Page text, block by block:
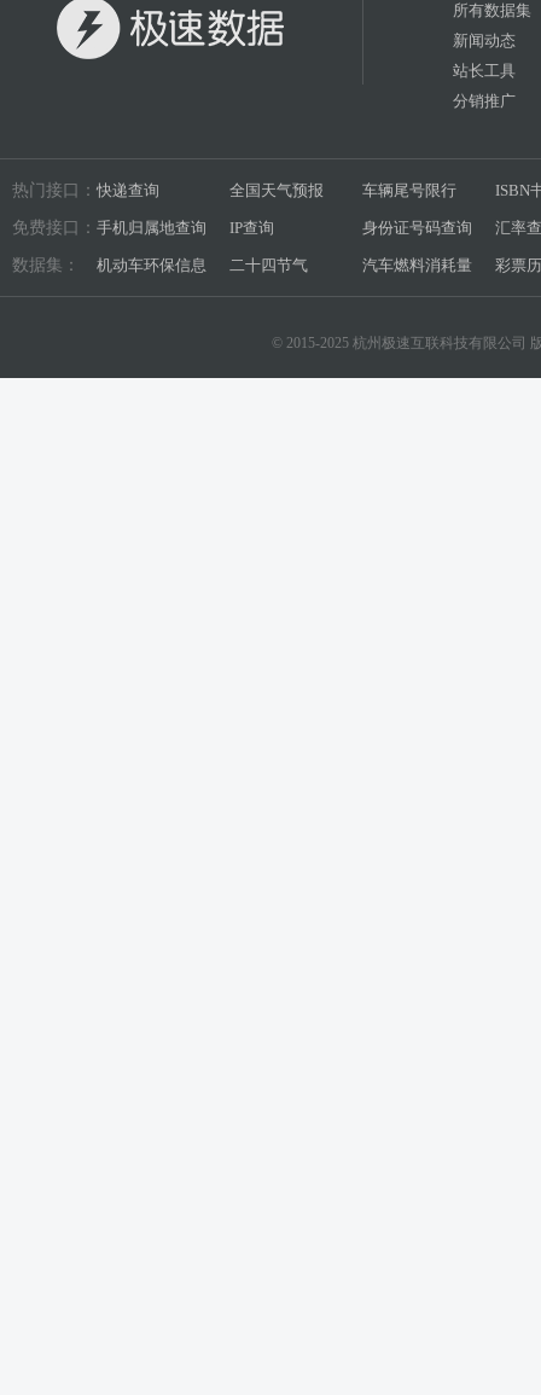
所有数据集
新闻动态
站长工具
分销推广
热门接口： 快递查询 全国天气预报 车辆尾号限行 ISBN
免费接口： 手机归属地查询 IP查询 身份证号码查询 汇率
数据集： 机动车环保信息 二十四节气 汽车燃料消耗量 彩票
© 2015-2025 杭州极速互联科技有限公司